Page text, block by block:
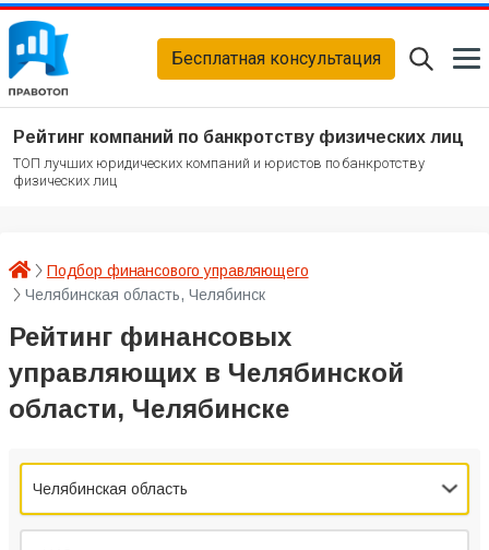
Бесплатная консультация
Рейтинг компаний по банкротству физических лиц
ТОП лучших юридических компаний и юристов по банкротству
физических лиц
Подбор финансового управляющего
Челябинская область, Челябинск
Рейтинг финансовых
управляющих в Челябинской
области, Челябинске
Челябинская область